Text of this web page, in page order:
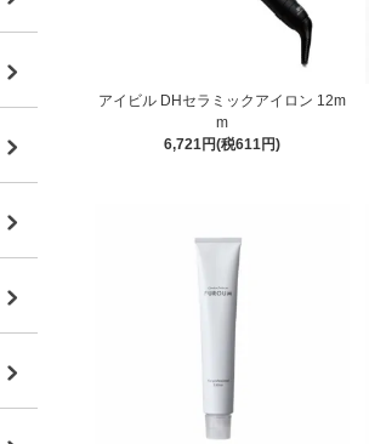
アイビル DHセラミックアイロン 12m
m
6,721円(税611円)